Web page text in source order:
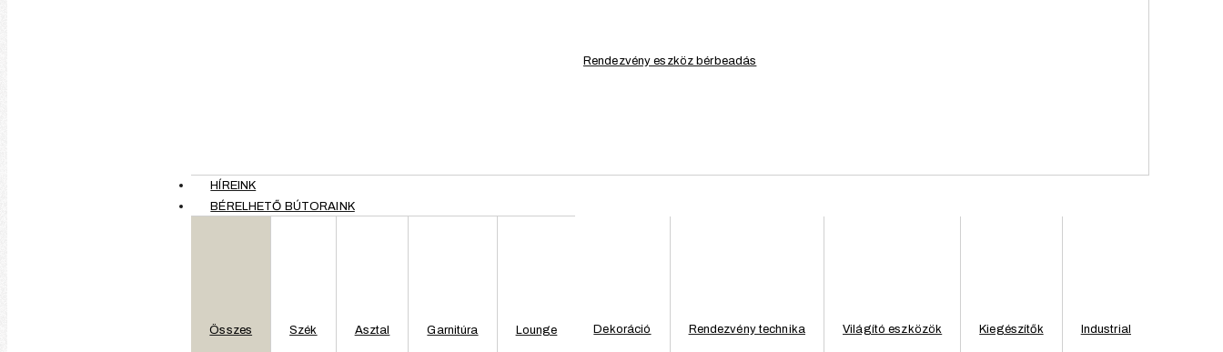
Rendezvény eszköz bérbeadás
HÍREINK
BÉRELHETŐ BÚTORAINK
Összes Szék Asztal Garnitúra Lounge Dekoráció Rendezvény technika Világító eszközök Kiegészítők Industrial